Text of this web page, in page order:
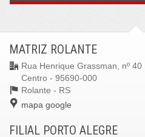
MATRIZ ROLANTE
Rua Henrique Grassman, nº 40
Centro - 95690-000
Rolante - RS
mapa google
FILIAL PORTO ALEGRE